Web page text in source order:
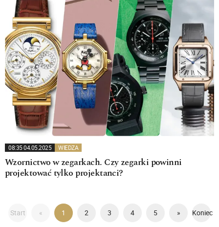
08:35 04.05.2025 WIEDZA
Wzornictwo w zegarkach. Czy zegarki powinni
projektować tylko projektanci?
Start « 1 2 3 4 5 » Koniec